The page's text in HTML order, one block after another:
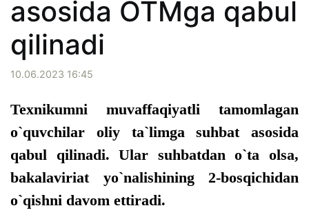
asosida OTMga qabul
qilinadi
10.06.2023 16:45
Texnikumni muvaffaqiyatli tamomlagan
o`quvchilar oliy ta`limga suhbat asosida
qabul qilinadi. Ular suhbatdan o`ta olsa,
bakalaviriat yo`nalishining 2-bosqichidan
o`qishni davom ettiradi.